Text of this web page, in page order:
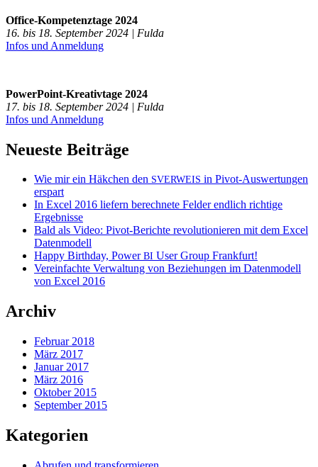
Office-Kompetenztage 2024
16. bis 18. September 2024 | Fulda
Infos und Anmeldung
PowerPoint-Kreativtage 2024
17. bis 18. September 2024 | Fulda
Infos und Anmeldung
Neueste Beiträge
Wie mir ein Häkchen den SVERWEIS in Pivot-Auswertungen
erspart
In Excel 2016 liefern berechnete Felder endlich richtige
Ergebnisse
Bald als Video: Pivot-Berichte revolutionieren mit dem Excel
Datenmodell
Happy Birthday, PowerBI User Group Frankfurt!
Vereinfachte Verwaltung von Beziehungen im Datenmodell
von Excel 2016
Archiv
Februar 2018
März 2017
Januar 2017
März 2016
Oktober 2015
September 2015
Kategorien